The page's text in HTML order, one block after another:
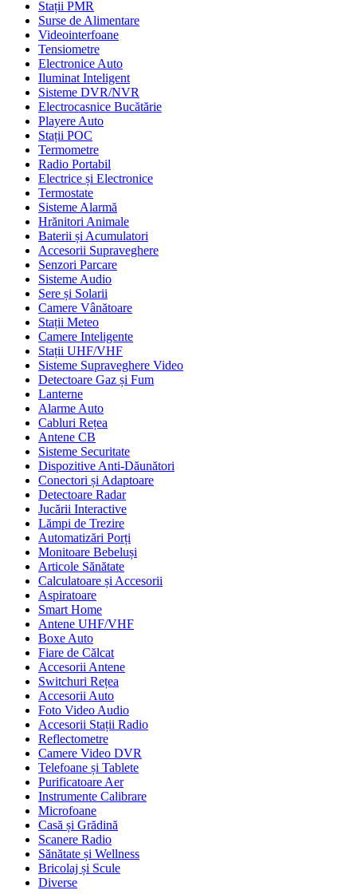
Stații PMR
Surse de Alimentare
Videointerfoane
Tensiometre
Electronice Auto
Iluminat Inteligent
Sisteme DVR/NVR
Electrocasnice Bucătărie
Playere Auto
Stații POC
Termometre
Radio Portabil
Electrice și Electronice
Termostate
Sisteme Alarmă
Hrănitori Animale
Baterii și Acumulatori
Accesorii Supraveghere
Senzori Parcare
Sisteme Audio
Sere și Solarii
Camere Vânătoare
Stații Meteo
Camere Inteligente
Stații UHF/VHF
Sisteme Supraveghere Video
Detectoare Gaz și Fum
Lanterne
Alarme Auto
Cabluri Rețea
Antene CB
Sisteme Securitate
Dispozitive Anti-Dăunători
Conectori și Adaptoare
Detectoare Radar
Jucării Interactive
Lămpi de Trezire
Automatizări Porți
Monitoare Bebeluși
Articole Sănătate
Calculatoare și Accesorii
Aspiratoare
Smart Home
Antene UHF/VHF
Boxe Auto
Fiare de Călcat
Accesorii Antene
Switchuri Rețea
Accesorii Auto
Foto Video Audio
Accesorii Stații Radio
Reflectometre
Camere Video DVR
Telefoane și Tablete
Purificatoare Aer
Instrumente Calibrare
Microfoane
Casă și Grădină
Scanere Radio
Sănătate și Wellness
Bricolaj și Scule
Diverse